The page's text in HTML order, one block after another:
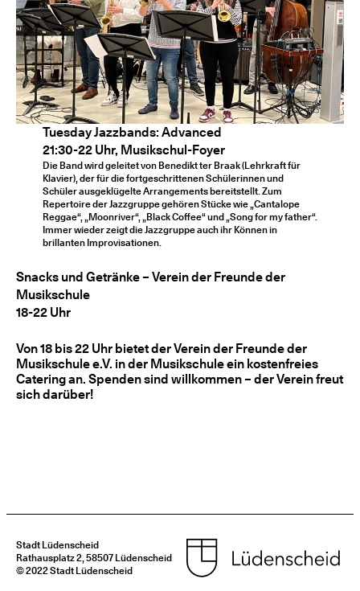
Tuesday Jazzbands: Advanced
21:30-22 Uhr, Musikschul-Foyer
Die Band wird geleitet von Benedikt ter Braak (Lehrkraft für
Klavier), der für die fortgeschrittenen Schülerinnen und
Schüler ausgeklügelte Arrangements bereitstellt. Zum
Repertoire der Jazzgruppe gehören Stücke wie „Cantalope
Reggae“, „Moonriver“, „Black Coffee“ und „Song for my father“.
Immer wieder zeigt die Jazzgruppe auch ihr Können in
brillanten Improvisationen.
Snacks und Getränke – Verein der Freunde der
Musikschule
18-22 Uhr
Von 18 bis 22 Uhr bietet der Verein der Freunde der
Musikschule e.V. in der Musikschule ein kostenfreies
Catering an. Spenden sind willkommen – der Verein freut
sich darüber!
Stadt Lüdenscheid
Rathausplatz 2, 58507 Lüdenscheid
© 2022 Stadt Lüdenscheid